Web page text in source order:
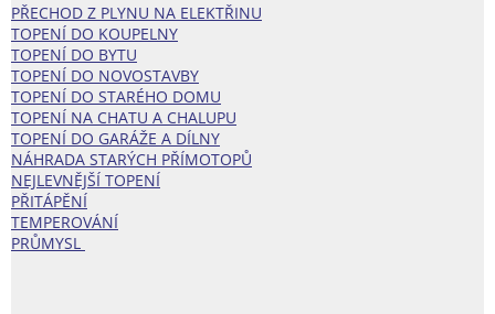
PŘECHOD Z PLYNU NA ELEKTŘINU
TOPENÍ DO KOUPELNY
TOPENÍ DO BYTU
TOPENÍ DO NOVOSTAVBY
TOPENÍ DO STARÉHO DOMU
TOPENÍ NA CHATU A CHALUPU
TOPENÍ DO GARÁŽE A DÍLNY
NÁHRADA STARÝCH PŘÍMOTOPŮ
NEJLEVNĚJŠÍ TOPENÍ
PŘITÁPĚNÍ
TEMPEROVÁNÍ
PRŮMYSL